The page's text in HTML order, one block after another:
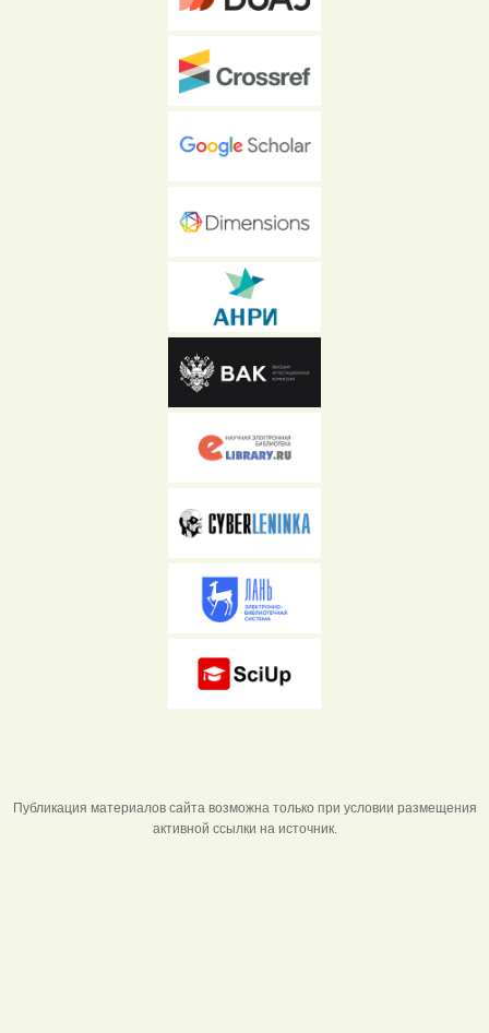
Публикация материалов сайта возможна только при условии размещения
активной ссылки на источник.